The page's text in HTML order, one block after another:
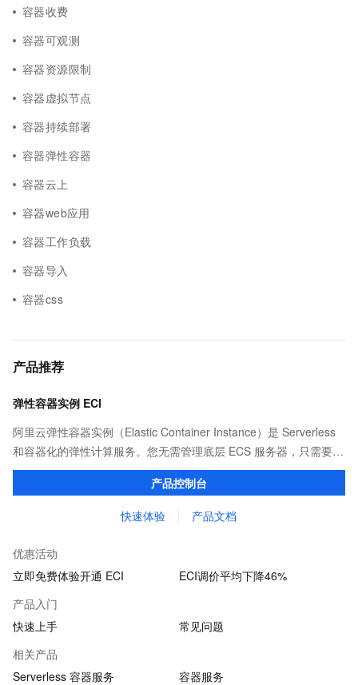
容器收费
容器可观测
容器资源限制
容器虚拟节点
容器持续部署
容器弹性容器
容器云上
容器web应用
容器工作负载
容器导入
容器css
产品推荐
弹性容器实例 ECI
阿里云弹性容器实例（Elastic Container Instance）是 Serverless
和容器化的弹性计算服务。您无需管理底层 ECS 服务器，只需要提
供打包好的镜像，即可运行容器，并仅为容器实际运行消耗的资源
产品控制台
快速体验 产品文档
优惠活动
立即免费体验开通 ECI
ECI调价平均下降46%
产品入门
快速上手
常见问题
相关产品
Serverless 容器服务
容器服务